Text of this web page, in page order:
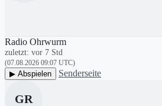
Radio Ohrwurm
zuletzt: vor 7 Std
(07.08.2026 09:07 UTC)
▶ Abspielen Senderseite
GR